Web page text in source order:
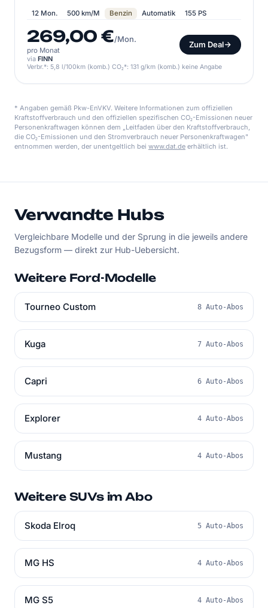
12 Mon. 500 km/M Benzin Automatik 155 PS
269,00 €/Mon.
pro Monat
Zum Deal
via FINN
Verbr.*: 5,8 l/100km (komb.) CO₂*: 131 g/km (komb.) keine Angabe
* Angaben gemäß Pkw-EnVKV. Weitere Informationen zum offiziellen
Kraftstoffverbrauch und den offiziellen spezifischen CO₂-Emissionen neuer
Personenkraftwagen können dem „Leitfaden über den Kraftstoffverbrauch,
die CO₂-Emissionen und den Stromverbrauch neuer Personenkraftwagen"
entnommen werden, der unentgeltlich bei www.dat.de erhältlich ist.
Verwandte Hubs
Vergleichbare Modelle und der Sprung in die jeweils andere
Bezugsform — direkt zur Hub-Uebersicht.
Weitere Ford-Modelle
Tourneo Custom 8 Auto-Abos
Kuga 7 Auto-Abos
Capri 6 Auto-Abos
Explorer 4 Auto-Abos
Mustang 4 Auto-Abos
Weitere SUVs im Abo
Skoda Elroq 5 Auto-Abos
MG HS 4 Auto-Abos
MG S5 4 Auto-Abos